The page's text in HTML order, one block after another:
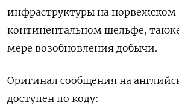
инфраструктуры на норвежском
континентальном шельфе, также
мере возобновления добычи.
Оригинал сообщения на
доступен по коду: